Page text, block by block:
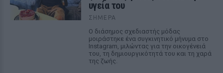
υγεία του
ΣΉΜΕΡΑ
Ο διάσημος σχεδιαστής μόδας
μοιράστηκε ένα συγκινητικό μήνυμα στο
Instagram, μιλώντας για την οικογένειά
του, τη δημιουργικότητά του και τη χαρά
της ζωής.